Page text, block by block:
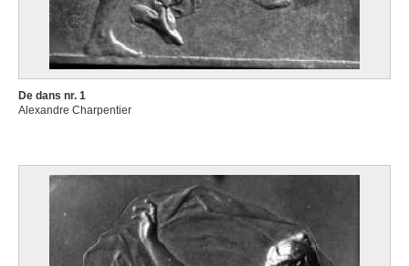
De dans nr. 1
Alexandre Charpentier